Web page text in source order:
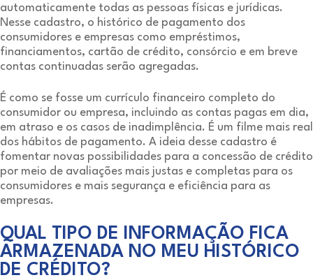
automaticamente todas as pessoas físicas e jurídicas.
Nesse cadastro, o histórico de pagamento dos
consumidores e empresas como empréstimos,
financiamentos, cartão de crédito, consórcio e em breve
contas continuadas serão agregadas.
É como se fosse um currículo financeiro completo do
consumidor ou empresa, incluindo as contas pagas em dia,
em atraso e os casos de inadimplência. É um filme mais real
dos hábitos de pagamento. A ideia desse cadastro é
fomentar novas possibilidades para a concessão de crédito
por meio de avaliações mais justas e completas para os
consumidores e mais segurança e eficiência para as
empresas.
QUAL TIPO DE INFORMAÇÃO FICA
ARMAZENADA NO MEU HISTÓRICO
DE CRÉDITO?